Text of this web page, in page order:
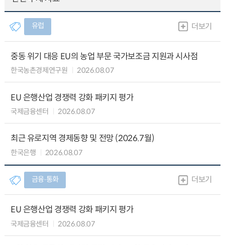
유럽 더보기
중동 위기 대응 EU의 농업 부문 국가보조금 지원과 시사점
한국농촌경제연구원 2026.08.07
EU 은행산업 경쟁력 강화 패키지 평가
국제금융센터 2026.08.07
최근 유로지역 경제동향 및 전망 (2026.7월)
한국은행 2026.08.07
금융∙통화 더보기
EU 은행산업 경쟁력 강화 패키지 평가
국제금융센터 2026.08.07